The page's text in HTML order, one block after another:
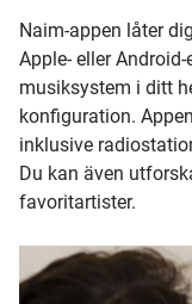
Naim-appen låter
Apple- eller
musiksystem i ditt
konfiguration.
inklusive
Du kan även
favoritartister.